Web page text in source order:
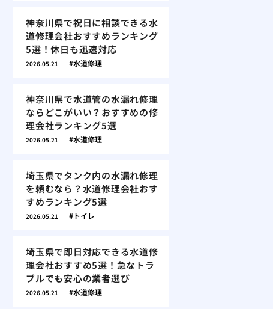
神奈川県で祝日に相談できる水
道修理会社おすすめランキング
5選！休日も迅速対応
2026.05.21 水道修理
神奈川県で水道管の水漏れ修理
ならどこがいい？おすすめの修
理会社ランキング5選
2026.05.21 水道修理
埼玉県でタンク内の水漏れ修理
を頼むなら？水道修理会社おす
すめランキング5選
2026.05.21 トイレ
埼玉県で即日対応できる水道修
理会社おすすめ5選！急なトラ
ブルでも安心の業者選び
2026.05.21 水道修理